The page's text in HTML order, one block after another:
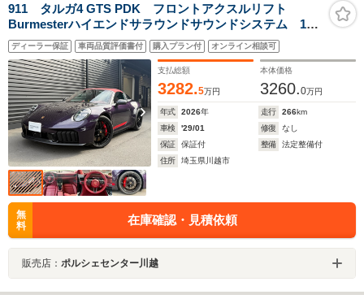
911 タルガ4 GTS PDK フロントアクスルリフト
Burmesterハイエンドサラウンドサウンドシステム 14
方向電動調整スポーツ シート スポーツクロノ HDマ
トリックスLEDヘッドライト
ディーラー保証 車両品質評価書付 購入プラン付 オンライン相談可
支払総額
3282.5万円
本体価格
3260.0万円
年式 2026年 走行 266km
車検
'29/01 修復
なし
保証
保証付 整備
法定整備付
住所
埼玉県川越市
無
料
在庫確認・見積依頼
販売店： ポルシェセンター川越